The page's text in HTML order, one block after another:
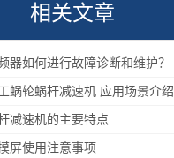
相关文章
器如何进行故障诊断和维护？
蜗轮蜗杆减速机 应用场景介绍
减速机的主要特点
屏使用注意事项